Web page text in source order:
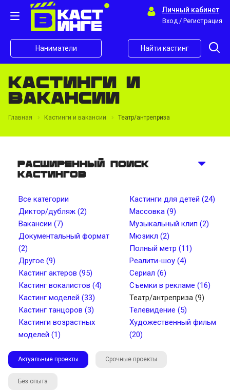
Личный кабинет
Вход / Регистрация
Наниматели Найти кастинг
Кастинги и
вакансии
Главная Кастинги и вакансии Театр/антреприза
Расширенный поиск
кастингов
Все категории
Диктор/дубляж (2)
Вакансии (7)
Документальный формат
(2)
Другое (9)
Кастинг актеров (95)
Кастинг вокалистов (4)
Кастинг моделей (33)
Кастинг танцоров (3)
Кастинги возрастных
моделей (1)
Кастинги для детей (24)
Массовка (9)
Музыкальный клип (2)
Мюзикл (2)
Полный метр (11)
Реалити-шоу (4)
Сериал (6)
Съемки в рекламе (16)
Театр/антреприза (9)
Телевидение (5)
Художественный фильм
(20)
Актуальные проекты Срочные проекты
Без опыта